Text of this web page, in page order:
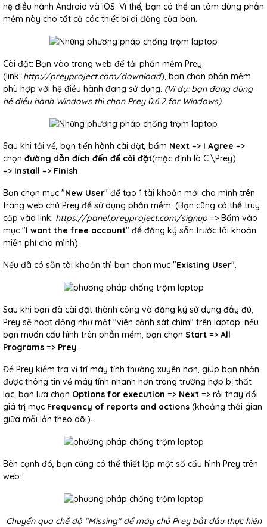
hệ điều hành Android và iOS. Vì thế, bạn có thể an tâm dùng phần
mềm này cho tất cả các thiết bị di động của bạn.
Cài đặt: Bạn vào trang web để tải phần mềm Prey
(link: http://preyproject.com/download), bạn chọn phần mềm
phù hợp với hệ điều hành đang sử dụng. (Ví dụ: bạn đang dùng
hệ điều hành Windows thì chọn Prey 0.6.2 for Windows).
Sau khi tải về, bạn tiến hành cài đặt, bấm Next => I Agree =>
chọn đường dẫn đích đến để cài đặt(mặc định là C:\Prey)
=> Install => Finish.
Bạn chọn mục "New User" để tạo 1 tài khoản mới cho mình trên
trang web chủ Prey để sử dụng phần mềm. (Bạn cũng có thể truy
cập vào link: https://panel.preyproject.com/signup => Bấm vào
mục "I want the free account" để đăng ký sẵn trước tài khoản
miễn phí cho mình).
Nếu đã có sẵn tài khoản thì bạn chọn mục "Existing User".
Sau khi bạn đã cài đặt thành công và đăng ký sử dụng đầy đủ,
Prey sẽ hoạt động như một "viên cảnh sát chìm" trên laptop, nếu
bạn muốn cấu hình trên phần mềm, bạn chọn Start => All
Programs => Prey.
Để Prey kiểm tra vị trí máy tính thường xuyên hơn, giúp bạn nhận
được thông tin về máy tính nhanh hơn trong trường hợp bị thất
lạc, bạn lựa chọn Options for execution => Next => rồi thay đổi
giá trị mục Frequency of reports and actions (khoảng thời gian
giữa mỗi lần theo dõi).
Bên cạnh đó, bạn cũng có thể thiết lập một số cấu hình Prey trên
web:
Chuyển qua chế độ "Missing" để máy chủ Prey bắt đầu thực hiện